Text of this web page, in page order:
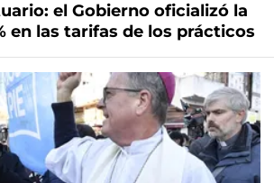
el Gobierno oficializó la
en las tarifas de los prácticos